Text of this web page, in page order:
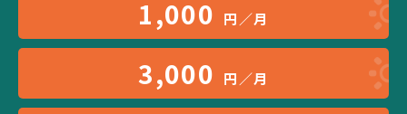
1,000 円／月
3,000 円／月